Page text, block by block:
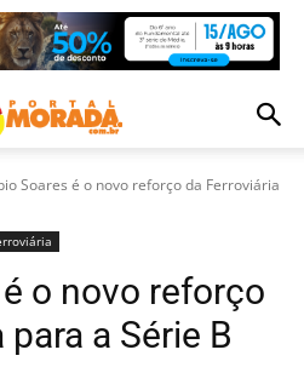
Soares é o novo reforço da Ferroviária
o novo reforço
a Série B